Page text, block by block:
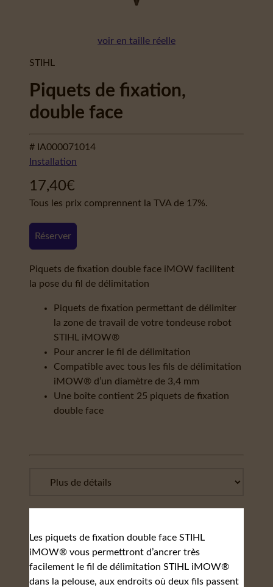
voir en taille réelle
STIHL
Piquets de fixation,
double face
# IA000071014
Installation
17,40€
Tous les prix comprennent la TVA de 17%.
Réserver
Piquets de fixation double face iMOW facilitent
la pose du fil de délimitation
Piquets de fixation permettant de délimiter
la zone de travail de votre tondeuse robot
STIHL iMOW®
Pour ancrer le fil de délimitation
Compatible avec tous les fils de délimitation
iMOW® d’un diamètre de 3,4 mm
Une boîte contient 25 piquets de fixation
double face
Les piquets de fixation double face STIHL
iMOW® vous permettront d’ancrer très
facilement le fil de délimitation STIHL iMOW®
dans la pelouse, aux endroits où deux fils passent